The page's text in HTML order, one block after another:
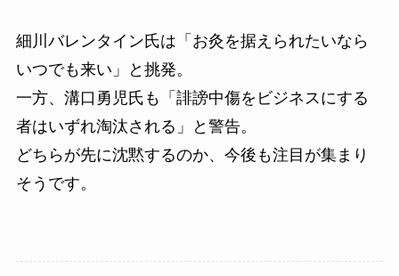
細川バレンタイン氏は「お灸を据えられたいなら
いつでも来い」と挑発。
一方、溝口勇児氏も「誹謗中傷をビジネスにする
者はいずれ淘汰される」と警告。
どちらが先に沈黙するのか、今後も注目が集まり
そうです。